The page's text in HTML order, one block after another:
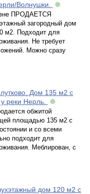
Волнушки.
ПРОДАЕТСЯ
загородный дом
м2. Подходит для
Не требует
Можно сразу
Дом 135 м2 с
реки Нерль.
обжитой
площадью 135 м2 с
и со всеми
подходит для
Меблирован, с
дом 120 м2 с